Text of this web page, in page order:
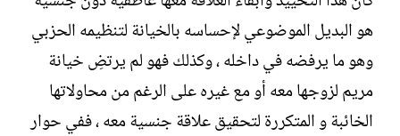
هو البديل الموضوعي لإحساسه بالخيانة لتنظيمه الحزبي
وهو ما يرفضه في داخله ، وكذلك فهو لم يرتضِ خيانة
مريم لزوجها معه أو مع غيره على الرغم من محاولاتها
الخائبة و المتكررة لتحقيق علاقة جنسية معه ، ففي حوار